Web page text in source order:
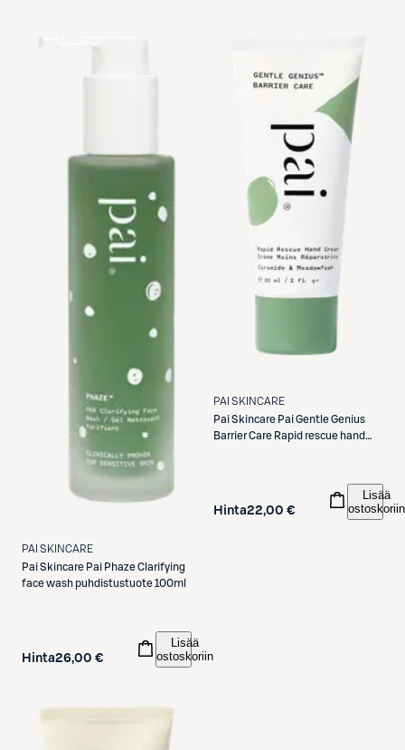
PAI SKINCARE
Pai Skincare Pai Phaze Clarifying
face wash puhdistustuote 100ml
Hinta26,00 €
Lisää
ostoskoriin
PAI SKINCARE
Pai Skincare Pai Gentle Genius
Barrier Care Rapid rescue hand
Hinta22,00 €
Lisää
ostoskoriin